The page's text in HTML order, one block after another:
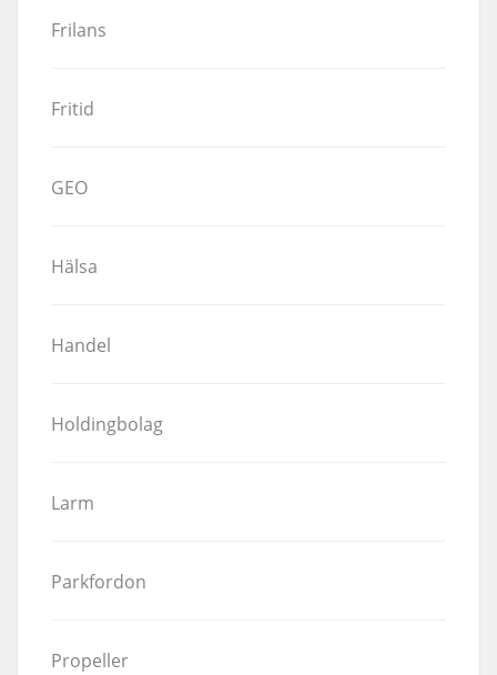
Frilans
Fritid
GEO
Hälsa
Handel
Holdingbolag
Larm
Parkfordon
Propeller